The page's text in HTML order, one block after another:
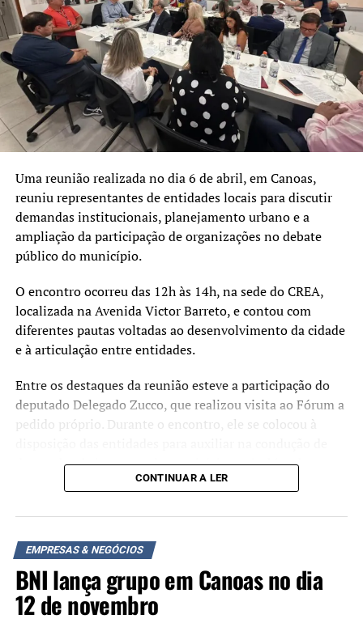
Uma reunião realizada no dia 6 de abril, em Canoas,
reuniu representantes de entidades locais para discutir
demandas institucionais, planejamento urbano e a
ampliação da participação de organizações no debate
público do município.
O encontro ocorreu das 12h às 14h, na sede do CREA,
localizada na Avenida Victor Barreto, e contou com
diferentes pautas voltadas ao desenvolvimento da cidade
e à articulação entre entidades.
Entre os destaques da reunião esteve a participação do
deputado Delegado Zucco, que realizou visita ao Fórum a
pedido próprio. Durante o encontro, ele se colocou à
demandas de interesse do município no âmbito de sua
atuação parlamentar. Outro ponto abordado foi a
Joceane Gaspareto, que tratou do início dos estudos para
a revisão do Plano Diretor. Segundo discutido, o processo
pode trazer impactos em diferentes áreas, como a Lei da
Liberdade Econômica, o Código de Obras e a legislação
tributária. Também foi sinalizada a possibilidade de
participação das entidades do Fórum na construção e
CONTINUAR A LER
EMPRESAS & NEGÓCIOS
BNI lança grupo em Canoas no dia
12 de novembro